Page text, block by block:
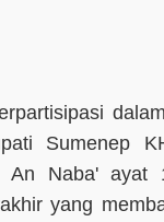
Sumenep
An Naba' ayat
yang